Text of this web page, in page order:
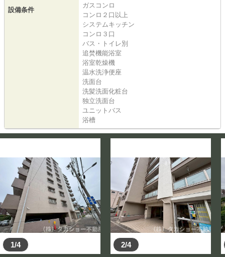
設備条件
ガスコンロ
コンロ２口以上
システムキッチン
コンロ３口
バス・トイレ別
追焚機能浴室
浴室乾燥機
温水洗浄便座
洗面台
洗髪洗面化粧台
独立洗面台
ユニットバス
浴槽
1/4 2/4